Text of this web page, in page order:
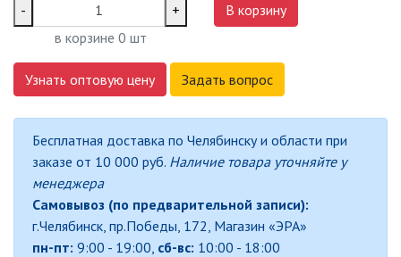
САДОВЫЕ ФАСАДНЫЕ
СВЕТИЛЬНИКИ ДЛЯ РОСТА
РАСТЕНИЙ (ФИТОСВЕТИЛЬНИКИ)
ЭЛЕКТРОМОНТАЖА
ДАТЧИКИ ДВИЖЕНИЯ И
ФОТОРЕЛЕ
-
+
в корзине 0 шт
В корзину
Узнать оптовую цену Задать вопрос
Бесплатная доставка по Челябинску и области при
заказе от 10 000 руб. Наличие товара уточняйте у
менеджера
Самовывоз (по предварительной записи):
г.Челябинск, пр.Победы, 172, Магазин «ЭРА»
пн-пт: 9:00 - 19:00, сб-вс: 10:00 - 18:00